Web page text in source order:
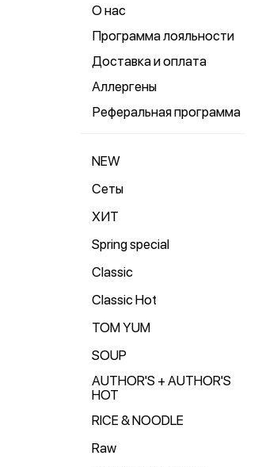
О нас
Программа лояльности
Доставка и оплата
Аллергены
Реферальная программа
NEW
Сеты
ХИТ
Spring special
Classic
Classic Hot
TOM YUM
SOUP
AUTHOR'S + AUTHOR'S
HOT
RICE & NOODLE
Raw